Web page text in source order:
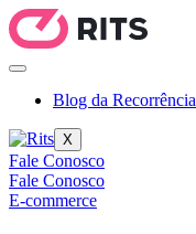
Blog da Recorrência
X
Fale Conosco
Fale Conosco
E-commerce